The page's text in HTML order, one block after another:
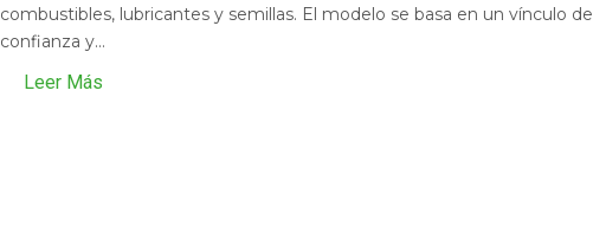
combustibles, lubricantes y semillas. El modelo se basa en un vínculo de
confianza y...
Leer Más